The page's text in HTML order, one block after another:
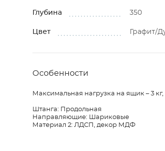
Глубина 350
Цвет Графит/
Особенности
Максимальная нагрузка на ящик – 3 кг,
Штанга: Продольная
Направляющие: Шариковые
Материал 2: ЛДСП, декор МДФ